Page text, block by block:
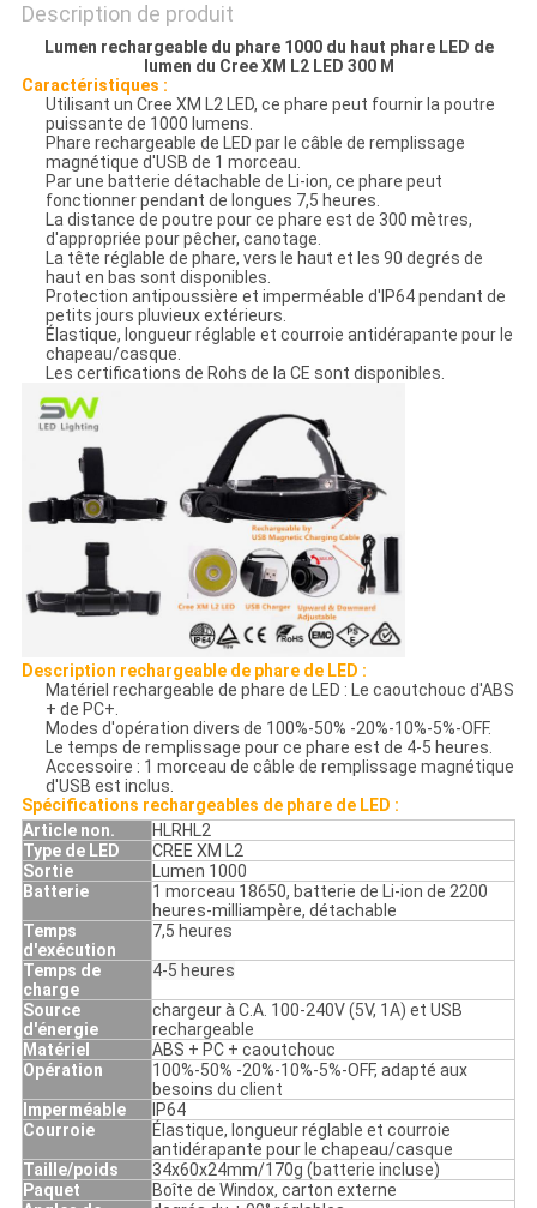
DE
CONFIDENTIALITÉ
Description de produit
Lumen rechargeable du phare 1000 du haut phare LED de
lumen du Cree XM L2 LED 300 M
Caractéristiques :
Utilisant un Cree XM L2 LED, ce phare peut fournir la poutre
puissante de 1000 lumens.
Phare rechargeable de LED par le câble de remplissage
magnétique d'USB de 1 morceau.
Par une batterie détachable de Li-ion, ce phare peut
fonctionner pendant de longues 7,5 heures.
La distance de poutre pour ce phare est de 300 mètres,
d'appropriée pour pêcher, canotage.
La tête réglable de phare, vers le haut et les 90 degrés de
haut en bas sont disponibles.
Protection antipoussière et imperméable d'IP64 pendant de
petits jours pluvieux extérieurs.
Élastique, longueur réglable et courroie antidérapante pour le
chapeau/casque.
Les certifications de Rohs de la CE sont disponibles.
Description rechargeable de phare de LED :
Matériel rechargeable de phare de LED : Le caoutchouc d'ABS
+ de PC+.
Modes d'opération divers de 100%-50% -20%-10%-5%-OFF.
Le temps de remplissage pour ce phare est de 4-5 heures.
Accessoire : 1 morceau de câble de remplissage magnétique
d'USB est inclus.
Spécifications rechargeables de phare de LED :
Article non.
HLRHL2
Type de LED
CREE XM L2
Sortie
Lumen 1000
Batterie
1 morceau 18650, batterie de Li-ion de 2200
heures-milliampère, détachable
Temps
d'exécution
7,5 heures
Temps de
charge
4-5 heures
Source
d'énergie
chargeur à C.A. 100-240V (5V, 1A) et USB
rechargeable
Matériel
ABS + PC + caoutchouc
Opération
100%-50% -20%-10%-5%-OFF, adapté aux
besoins du client
Imperméable
IP64
Courroie
Élastique, longueur réglable et courroie
antidérapante pour le chapeau/casque
Taille/poids
34x60x24mm/170g (batterie incluse)
Paquet
Boîte de Windox, carton externe